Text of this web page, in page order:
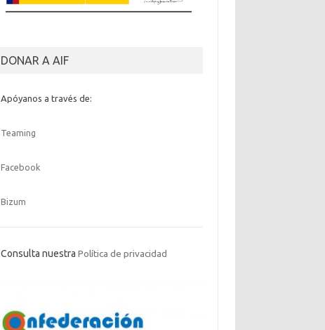
DONAR A AIF
Apóyanos a través de:
Teaming
Facebook
Bizum
Consulta nuestraPolítica de privacidad